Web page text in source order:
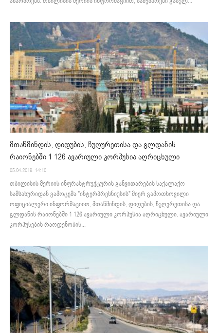
მთაწმინდის, დიდუბის, ჩუღურეთისა და გლდანის
რაიონებში 1 126 ავარიული კორპუსია აღრიცხული
05.04.2019. 14:10
თბილისის მერიის ინფრასტრუქტურის განვითარების საქალაქო
სამსახურიდან გამოცემა "ინტერპრესნიუსის" მიერ გამოთხოვილი
ოფიციალური ინფორმაციით, მთაწმინდის, დიდუბის, ჩუღურეთისა და
გლდანის რაიონებში 1 126 ავარიული კორპუსია აღრიცხული. ავარიული
კორპუსების რაოდენობის...